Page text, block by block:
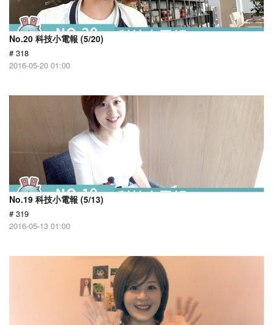
No.20 科技小電報 (5/20)
# 318
2016-05-20 01:00
No.19 科技小電報 (5/13)
# 319
2016-05-13 01:00